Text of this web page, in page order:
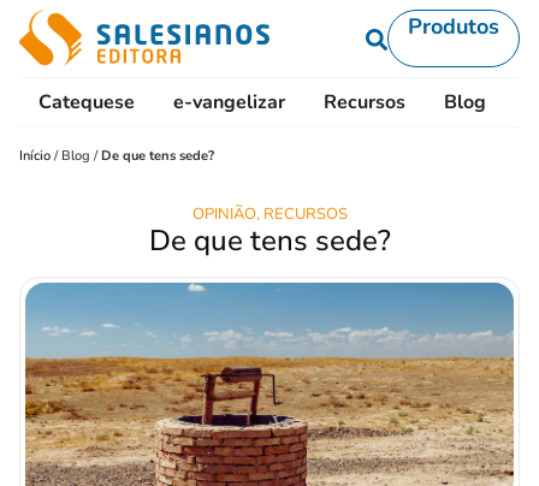
Produtos
Catequese e-vangelizar Recursos Blog
Início / Blog /De que tens sede?
OPINIÃO, RECURSOS
De que tens sede?